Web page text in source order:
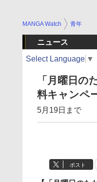
MANGA Watch 青年
ニュース
Select Language ▼
「月曜日
料キャンペ
5月19日まで
ポスト